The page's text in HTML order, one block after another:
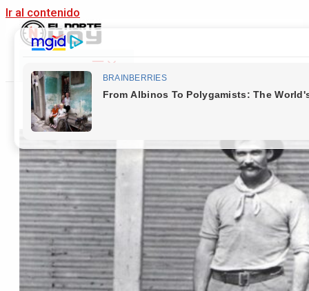
Ir al contenido
Main Menu